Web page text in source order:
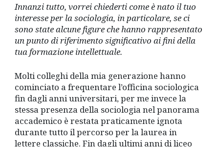
Innanzi tutto, vorrei chiederti come è nato il tuo
interesse per la sociologia, in particolare, se ci
sono state alcune figure che hanno rappresentato
un punto di riferimento significativo ai fini della
tua formazione intellettuale.
Molti colleghi della mia generazione hanno
cominciato a frequentare l’officina sociologica
fin dagli anni universitari, per me invece la
stessa presenza della sociologia nel panorama
accademico è restata praticamente ignota
durante tutto il percorso per la laurea in
lettere classiche. Fin dagli ultimi anni di liceo